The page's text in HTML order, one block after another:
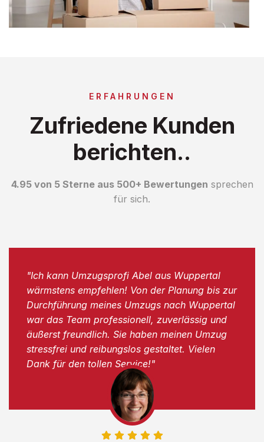
ERFAHRUNGEN
Zufriedene Kunden
berichten..
4.95 von 5 Sterne aus 500+ Bewertungen sprechen
für sich.
"Ich kann Umzugsprofi Abel aus Wuppertal
wärmstens empfehlen! Von der Planung bis zur
Durchführung meines Umzugs nach Wuppertal
war das Team professionell, zuverlässig und
äußerst freundlich. Sie haben meinen Umzug
stressfrei und reibungslos gestaltet. Vielen
Dank für den tollen Service!"